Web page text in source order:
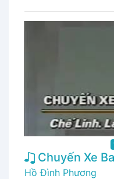
Chuyến Xe
Hồ Đình Phương